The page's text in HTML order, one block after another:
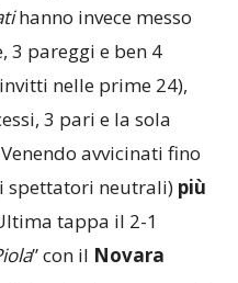
hanno invece messo
3 pareggi e ben 4
nelle prime 24),
3 pari e la sola
avvicinati fino
spettatori neutrali) più
tappa il 2-1
” con il Novara